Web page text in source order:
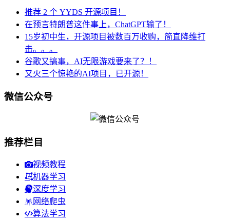
推荐 2 个 YYDS 开源项目！
在预言特朗普这件事上，ChatGPT输了！
15岁初中生，开源项目被数百万收购，简直降维打
击。。。
谷歌又搞事，AI无限游戏要来了？！
又火三个惊艳的AI项目，已开源！
微信公众号
推荐栏目
视频教程
机器学习
深度学习
网络爬虫
算法学习